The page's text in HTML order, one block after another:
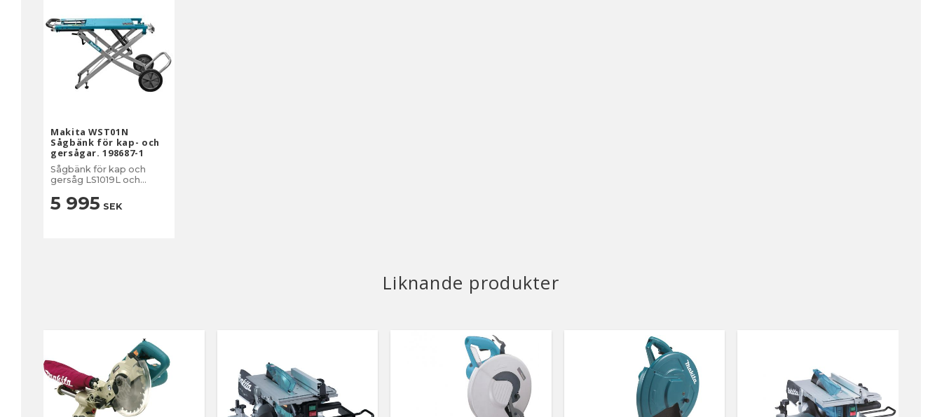
Makita WST01N
Sågbänk för kap- och
gersågar. 198687-1
Sågbänk för kap och
gersåg LS1019L och
5 995 SEK
Liknande produkter